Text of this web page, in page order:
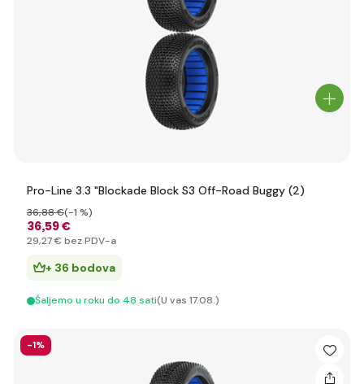
Pro-Line 3.3 "Blockade Block S3 Off-Road Buggy (2)
36,59 €
36,88 €(-1 %)
29,27 € bez PDV-a
+ 36 bodova
Šaljemo u roku do 48 sati(U vas 17.08.)
-1%